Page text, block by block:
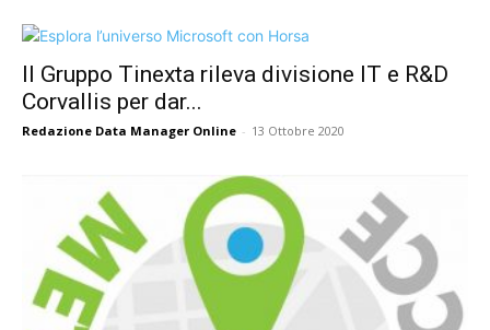
Il Gruppo Tinexta rileva divisione IT e R&D
Corvallis per dar...
Redazione Data Manager Online - 13 Ottobre 2020